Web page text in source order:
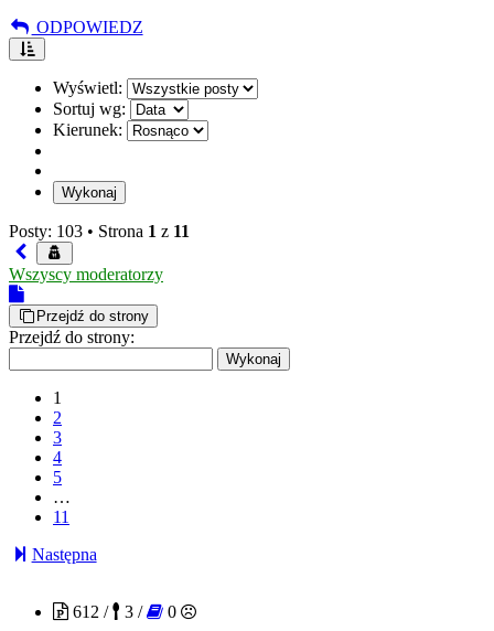
ODPOWIEDZ
Wyświetl:
Sortuj wg:
Kierunek:
Posty: 103 • Strona 1 z 11
Wszyscy moderatorzy
Przejdź do strony
Przejdź do strony:
1
2
3
4
5
…
11
Następna
612 /
3 / 0